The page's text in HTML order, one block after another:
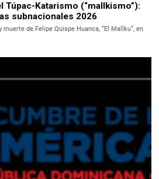
Katarismo (“mallkismo”):
subnacionales 2026
muerte de Felipe Quispe Huanca, “El Mallku”, en